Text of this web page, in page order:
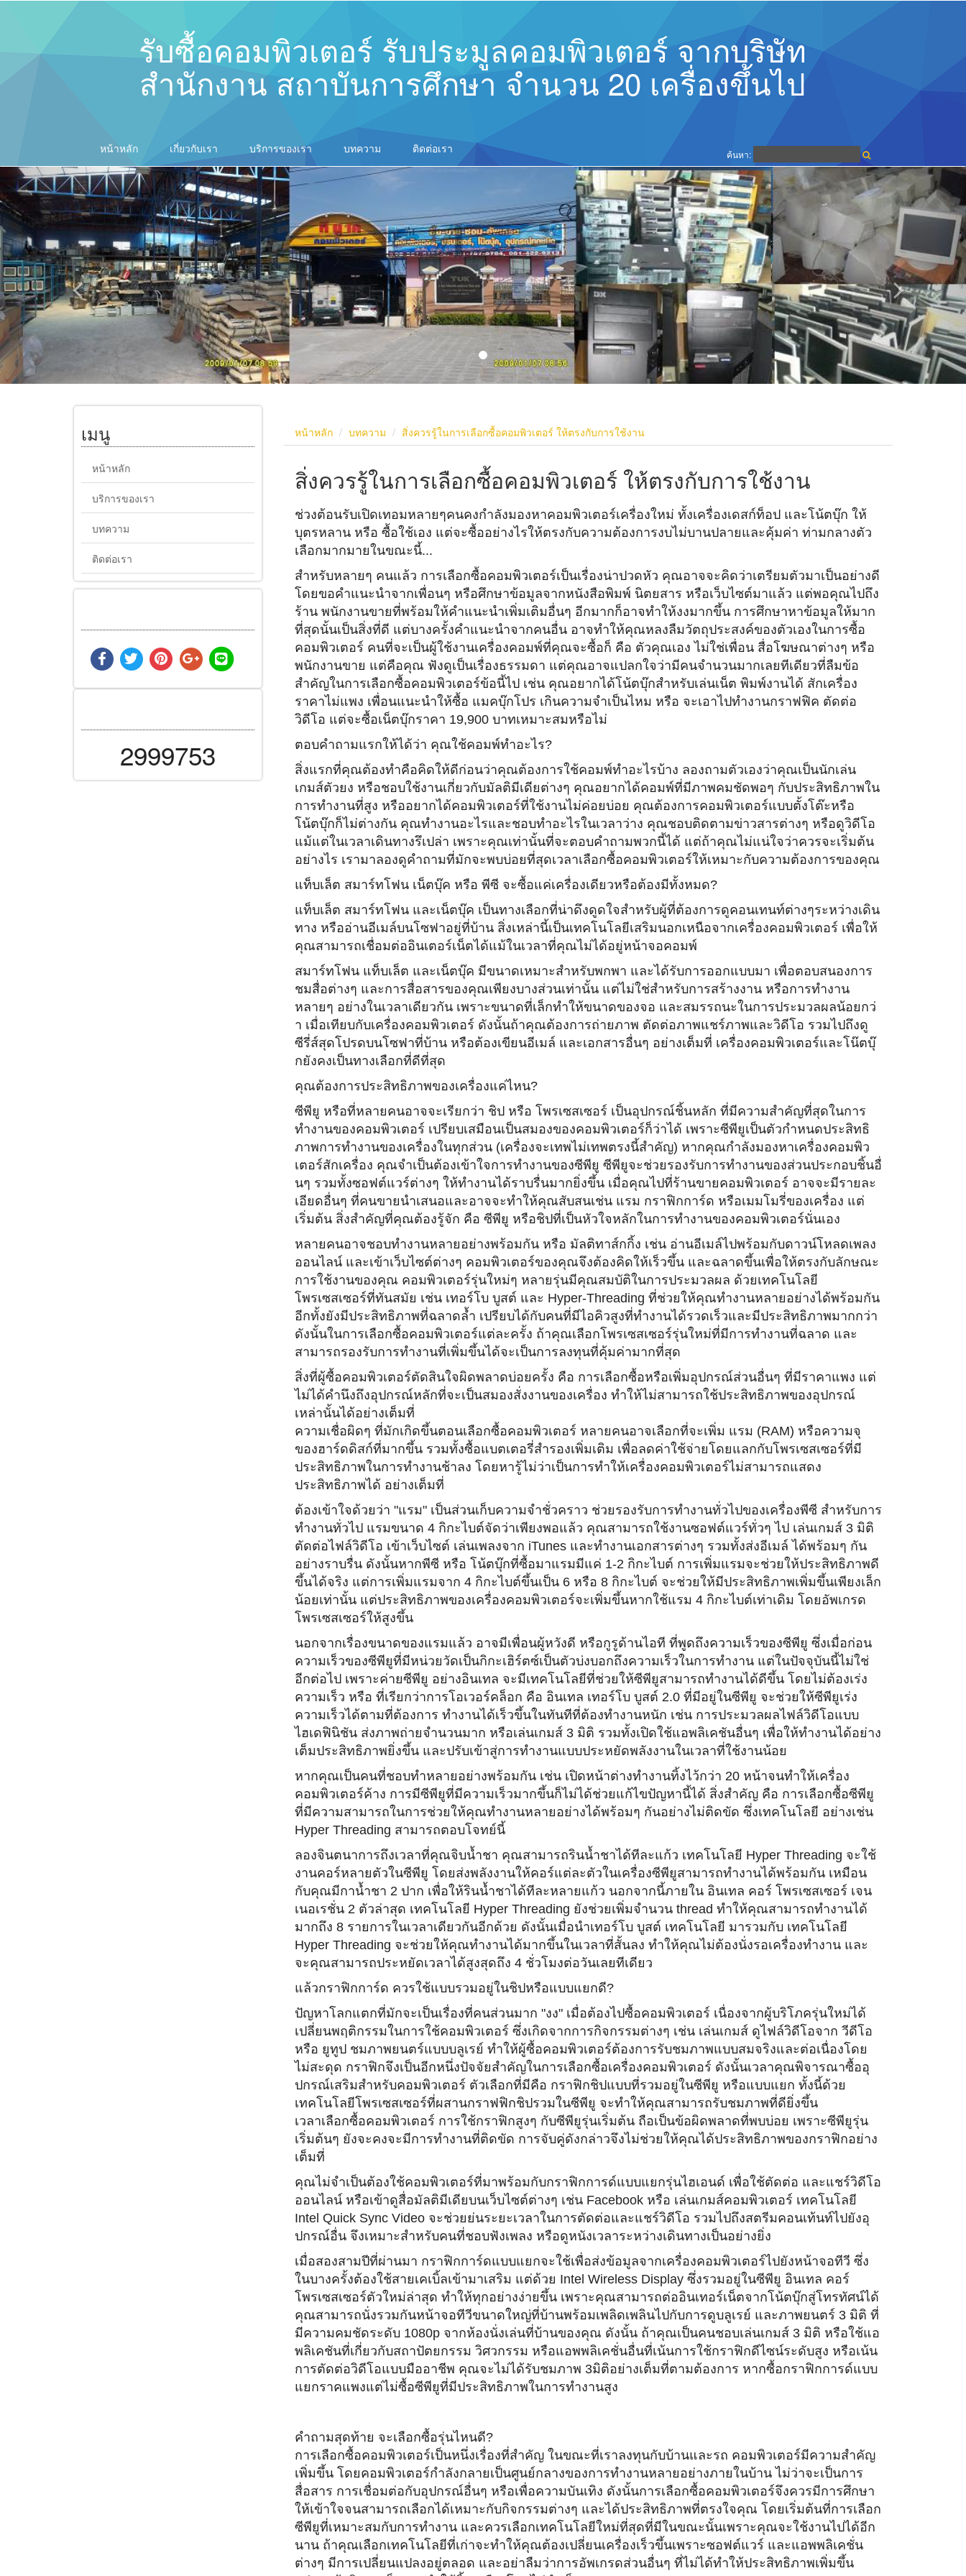
รับซื้อคอมพิวเตอร์ รับประมูลคอมพิวเตอร์ จากบริษัท
สำนักงาน สถาบันการศึกษา จำนวน 20 เครื่องขึ้นไป
หน้าหลัก เกี่ยวกับเรา บริการของเรา บทความ ติดต่อเรา ค้นหา:
เมนู
หน้าหลัก
บริการของเรา
บทความ
ติดต่อเรา
2999753
หน้าหลัก บทความ สิ่งควรรู้ในการเลือกซื้อคอมพิวเตอร์ ให้ตรงกับการใช้งาน
สิ่งควรรู้ในการเลือกซื้อคอมพิวเตอร์ ให้ตรงกับการใช้งาน
ช่วงต้อนรับเปิดเทอมหลายๆคนคงกำลังมองหาคอมพิวเตอร์เครื่องใหม่ ทั้งเครื่องเดสก์ท็อป และโน้ตบุ๊ก ให้
บุตรหลาน หรือ ซื้อใช้เอง แต่จะซื้ออย่างไรให้ตรงกับความต้องการงบไม่บานปลายและคุ้มค่า ท่ามกลางตัว
เลือกมากมายในขณะนี้...
สำหรับหลายๆ คนแล้ว การเลือกซื้อคอมพิวเตอร์เป็นเรื่องน่าปวดหัว คุณอาจจะคิดว่าเตรียมตัวมาเป็นอย่างดี
โดยขอคำแนะนำจากเพื่อนๆ หรือศึกษาข้อมูลจากหนังสือพิมพ์ นิตยสาร หรือเว็บไซต์มาแล้ว แต่พอคุณไปถึง
ร้าน พนักงานขายที่พร้อมให้คำแนะนำเพิ่มเติมอื่นๆ อีกมากก็อาจทำให้งงมากขึ้น การศึกษาหาข้อมูลให้มาก
ที่สุดนั้นเป็นสิ่งที่ดี แต่บางครั้งคำแนะนำจากคนอื่น อาจทำให้คุณหลงลืมวัตถุประสงค์ของตัวเองในการซื้อ
คอมพิวเตอร์ คนที่จะเป็นผู้ใช้งานเครื่องคอมพ์ที่คุณจะซื้อก็ คือ ตัวคุณเอง ไม่ใช่เพื่อน สื่อโฆษณาต่างๆ หรือ
พนักงานขาย แต่คือคุณ ฟังดูเป็นเรื่องธรรมดา แต่คุณอาจแปลกใจว่ามีคนจำนวนมากเลยทีเดียวที่ลืมข้อ
สำคัญในการเลือกซื้อคอมพิวเตอร์ข้อนี้ไป เช่น คุณอยากได้โน้ตบุ๊กสำหรับเล่นเน็ต พิมพ์งานได้ สักเครื่อง
ราคาไม่แพง เพื่อนแนะนำให้ซื้อ แมคบุ๊กโปร เกินความจำเป็นไหม หรือ จะเอาไปทำงานกราฟฟิค ตัดต่อ
วิดีโอ แต่จะซื้อเน็ตบุ๊กราคา 19,900 บาทเหมาะสมหรือไม่
ตอบคำถามแรกให้ได้ว่า คุณใช้คอมพ์ทำอะไร?
สิ่งแรกที่คุณต้องทำคือคิดให้ดีก่อนว่าคุณต้องการใช้คอมพ์ทำอะไรบ้าง ลองถามตัวเองว่าคุณเป็นนักเล่น
เกมส์ตัวยง หรือชอบใช้งานเกี่ยวกับมัลติมีเดียต่างๆ คุณอยากได้คอมพ์ที่มีภาพคมชัดพอๆ กับประสิทธิภาพใน
การทำงานที่สูง หรืออยากได้คอมพิวเตอร์ที่ใช้งานไม่ค่อยบ่อย คุณต้องการคอมพิวเตอร์แบบตั้งโต๊ะหรือ
โน้ตบุ๊กก็ไม่ต่างกัน คุณทำงานอะไรและชอบทำอะไรในเวลาว่าง คุณชอบติดตามข่าวสารต่างๆ หรือดูวิดีโอ
แม้แต่ในเวลาเดินทางรึเปล่า เพราะคุณเท่านั้นที่จะตอบคำถามพวกนี้ได้ แต่ถ้าคุณไม่แน่ใจว่าควรจะเริ่มต้น
อย่างไร เรามาลองดูคำถามที่มักจะพบบ่อยที่สุดเวลาเลือกซื้อคอมพิวเตอร์ให้เหมาะกับความต้องการของคุณ
แท็บเล็ต สมาร์ทโฟน เน็ตบุ๊ค หรือ พีซี จะซื้อแค่เครื่องเดียวหรือต้องมีทั้งหมด?
แท็บเล็ต สมาร์ทโฟน และเน็ตบุ๊ค เป็นทางเลือกที่น่าดึงดูดใจสำหรับผู้ที่ต้องการดูคอนเทนท์ต่างๆระหว่างเดิน
ทาง หรืออ่านอีเมล์บนโซฟาอยู่ที่บ้าน สิ่งเหล่านี้เป็นเทคโนโลยีเสริมนอกเหนือจากเครื่องคอมพิวเตอร์ เพื่อให้
คุณสามารถเชื่อมต่ออินเตอร์เน็ตได้แม้ในเวลาที่คุณไม่ได้อยู่หน้าจอคอมพ์
สมาร์ทโฟน แท็บเล็ต และเน็ตบุ๊ค มีขนาดเหมาะสำหรับพกพา และได้รับการออกแบบมา เพื่อตอบสนองการ
ชมสื่อต่างๆ และการสื่อสารของคุณเพียงบางส่วนเท่านั้น แต่ไม่ใช่สำหรับการสร้างงาน หรือการทำงาน
หลายๆ อย่างในเวลาเดียวกัน เพราะขนาดที่เล็กทำให้ขนาดของจอ และสมรรถนะในการประมวลผลน้อยกว่
า เมื่อเทียบกับเครื่องคอมพิวเตอร์ ดังนั้นถ้าคุณต้องการถ่ายภาพ ตัดต่อภาพแชร์ภาพและวิดีโอ รวมไปถึงดู
ซีรี่ส์สุดโปรดบนโซฟาที่บ้าน หรือต้องเขียนอีเมล์ และเอกสารอื่นๆ อย่างเต็มที่ เครื่องคอมพิวเตอร์และโน๊ตบุ๊
กยังคงเป็นทางเลือกที่ดีที่สุด
คุณต้องการประสิทธิภาพของเครื่องแค่ไหน?
ซีพียู หรือที่หลายคนอาจจะเรียกว่า ชิป หรือ โพรเซสเซอร์ เป็นอุปกรณ์ชิ้นหลัก ที่มีความสำคัญที่สุดในการ
ทำงานของคอมพิวเตอร์ เปรียบเสมือนเป็นสมองของคอมพิวเตอร์ก็ว่าได้ เพราะซีพียูเป็นตัวกำหนดประสิทธิ
ภาพการทำงานของเครื่องในทุกส่วน (เครื่องจะเทพไม่เทพตรงนี้สำคัญ) หากคุณกำลังมองหาเครื่องคอมพิว
เตอร์สักเครื่อง คุณจำเป็นต้องเข้าใจการทำงานของซีพียู ซีพียูจะช่วยรองรับการทำงานของส่วนประกอบชิ้นอื่
นๆ รวมทั้งซอฟต์แวร์ต่างๆ ให้ทำงานได้ราบรื่นมากยิ่งขึ้น เมื่อคุณไปที่ร้านขายคอมพิวเตอร์ อาจจะมีรายละ
เอียดอื่นๆ ที่คนขายนำเสนอและอาจจะทำให้คุณสับสนเช่น แรม กราฟิกการ์ด หรือเมมโมรี่ของเครื่อง แต่
เริ่มต้น สิ่งสำคัญที่คุณต้องรู้จัก คือ ซีพียู หรือชิปที่เป็นหัวใจหลักในการทำงานของคอมพิวเตอร์นั่นเอง
หลายคนอาจชอบทำงานหลายอย่างพร้อมกัน หรือ มัลติทาส์กกิ้ง เช่น อ่านอีเมล์ไปพร้อมกับดาวน์โหลดเพลง
ออนไลน์ และเข้าเว็บไซต์ต่างๆ คอมพิวเตอร์ของคุณจึงต้องคิดให้เร็วขึ้น และฉลาดขึ้นเพื่อให้ตรงกับลักษณะ
การใช้งานของคุณ คอมพิวเตอร์รุ่นใหม่ๆ หลายรุ่นมีคุณสมบัติในการประมวลผล ด้วยเทคโนโลยี
โพรเซสเซอร์ที่ทันสมัย เช่น เทอร์โบ บูสต์ และ Hyper-Threading ที่ช่วยให้คุณทำงานหลายอย่างได้พร้อมกัน
อีกทั้งยังมีประสิทธิภาพที่ฉลาดล้ำ เปรียบได้กับคนที่มีไอคิวสูงที่ทำงานได้รวดเร็วและมีประสิทธิภาพมากกว่า
ดังนั้นในการเลือกซื้อคอมพิวเตอร์แต่ละครั้ง ถ้าคุณเลือกโพรเซสเซอร์รุ่นใหม่ที่มีการทำงานที่ฉลาด และ
สามารถรองรับการทำงานที่เพิ่มขึ้นได้จะเป็นการลงทุนที่คุ้มค่ามากที่สุด
สิ่งที่ผู้ซื้อคอมพิวเตอร์ตัดสินใจผิดพลาดบ่อยครั้ง คือ การเลือกซื้อหรือเพิ่มอุปกรณ์ส่วนอื่นๆ ที่มีราคาแพง แต่
ไม่ได้คำนึงถึงอุปกรณ์หลักที่จะเป็นสมองสั่งงานของเครื่อง ทำให้ไม่สามารถใช้ประสิทธิภาพของอุปกรณ์
เหล่านั้นได้อย่างเต็มที่
ความเชื่อผิดๆ ที่มักเกิดขึ้นตอนเลือกซื้อคอมพิวเตอร์ หลายคนอาจเลือกที่จะเพิ่ม แรม (RAM) หรือความจุ
ของฮาร์ดดิสก์ที่มากขึ้น รวมทั้งซื้อแบตเตอรี่สำรองเพิ่มเติม เพื่อลดค่าใช้จ่ายโดยแลกกับโพรเซสเซอร์ที่มี
ประสิทธิภาพในการทำงานช้าลง โดยหารู้ไม่ว่าเป็นการทำให้เครื่องคอมพิวเตอร์ไม่สามารถแสดง
ประสิทธิภาพได้ อย่างเต็มที่
ต้องเข้าใจด้วยว่า "แรม" เป็นส่วนเก็บความจำชั่วคราว ช่วยรองรับการทำงานทั่วไปของเครื่องพีซี สำหรับการ
ทำงานทั่วไป แรมขนาด 4 กิกะไบต์จัดว่าเพียงพอแล้ว คุณสามารถใช้งานซอฟต์แวร์ทั่วๆ ไป เล่นเกมส์ 3 มิติ
ตัดต่อไฟล์วิดีโอ เข้าเว็บไซต์ เล่นเพลงจาก iTunes และทำงานเอกสารต่างๆ รวมทั้งส่งอีเมล์ ได้พร้อมๆ กัน
อย่างราบรื่น ดังนั้นหากพีซี หรือ โน้ตบุ๊กที่ซื้อมาแรมมีแค่ 1-2 กิกะไบต์ การเพิ่มแรมจะช่วยให้ประสิทธิภาพดี
ขึ้นได้จริง แต่การเพิ่มแรมจาก 4 กิกะไบต์ขึ้นเป็น 6 หรือ 8 กิกะไบต์ จะช่วยให้มีประสิทธิภาพเพิ่มขึ้นเพียงเล็ก
น้อยเท่านั้น แต่ประสิทธิภาพของเครื่องคอมพิวเตอร์จะเพิ่มขึ้นหากใช้แรม 4 กิกะไบต์เท่าเดิม โดยอัพเกรด
โพรเซสเซอร์ให้สูงขึ้น
นอกจากเรื่องขนาดของแรมแล้ว อาจมีเพื่อนผู้หวังดี หรือกูรูด้านไอที ที่พูดถึงความเร็วของซีพียู ซึ่งเมื่อก่อน
ความเร็วของซีพียูที่มีหน่วยวัดเป็นกิกะเฮิร์ตซ์เป็นตัวบ่งบอกถึงความเร็วในการทำงาน แต่ในปัจจุบันนี้ไม่ใช่
อีกต่อไป เพราะค่ายซีพียู อย่างอินเทล จะมีเทคโนโลยีที่ช่วยให้ซีพียูสามารถทำงานได้ดีขึ้น โดยไม่ต้องเร่ง
ความเร็ว หรือ ที่เรียกว่าการโอเวอร์คล็อก คือ อินเทล เทอร์โบ บูสต์ 2.0 ที่มีอยู่ในซีพียู จะช่วยให้ซีพียูเร่ง
ความเร็วได้ตามที่ต้องการ ทำงานได้เร็วขึ้นในทันทีที่ต้องทำงานหนัก เช่น การประมวลผลไฟล์วิดีโอแบบ
ไฮเดฟินิชัน ส่งภาพถ่ายจำนวนมาก หรือเล่นเกมส์ 3 มิติ รวมทั้งเปิดใช้แอพลิเคชันอื่นๆ เพื่อให้ทำงานได้อย่าง
เต็มประสิทธิภาพยิ่งขึ้น และปรับเข้าสู่การทำงานแบบประหยัดพลังงานในเวลาที่ใช้งานน้อย
หากคุณเป็นคนที่ชอบทำหลายอย่างพร้อมกัน เช่น เปิดหน้าต่างทำงานทิ้งไว้กว่า 20 หน้าจนทำให้เครื่อง
คอมพิวเตอร์ค้าง การมีซีพียูที่มีความเร็วมากขึ้นก็ไม่ได้ช่วยแก้ไขปัญหานี้ได้ สิ่งสำคัญ คือ การเลือกซื้อซีพียู
ที่มีความสามารถในการช่วยให้คุณทำงานหลายอย่างได้พร้อมๆ กันอย่างไม่ติดขัด ซึ่งเทคโนโลยี อย่างเช่น
Hyper Threading สามารถตอบโจทย์นี้
ลองจินตนาการถึงเวลาที่คุณจิบน้ำชา คุณสามารถรินน้ำชาได้ทีละแก้ว เทคโนโลยี Hyper Threading จะใช้
งานคอร์หลายตัวในซีพียู โดยส่งพลังงานให้คอร์แต่ละตัวในเครื่องซีพียูสามารถทำงานได้พร้อมกัน เหมือน
กับคุณมีกาน้ำชา 2 ปาก เพื่อให้รินน้ำชาได้ทีละหลายแก้ว นอกจากนี้ภายใน อินเทล คอร์ โพรเซสเซอร์ เจน
เนอเรชั่น 2 ตัวล่าสุด เทคโนโลยี Hyper Threading ยังช่วยเพิ่มจำนวน thread ทำให้คุณสามารถทำงานได้
มากถึง 8 รายการในเวลาเดียวกันอีกด้วย ดังนั้นเมื่อนำเทอร์โบ บูสต์ เทคโนโลยี มารวมกับ เทคโนโลยี
Hyper Threading จะช่วยให้คุณทำงานได้มากขึ้นในเวลาที่สั้นลง ทำให้คุณไม่ต้องนั่งรอเครื่องทำงาน และ
จะคุณสามารถประหยัดเวลาได้สูงสุดถึง 4 ชั่วโมงต่อวันเลยทีเดียว
แล้วกราฟิกการ์ด ควรใช้แบบรวมอยู่ในชิปหรือแบบแยกดี?
ปัญหาโลกแตกที่มักจะเป็นเรื่องที่คนส่วนมาก "งง" เมื่อต้องไปซื้อคอมพิวเตอร์ เนื่องจากผู้บริโภครุ่นใหม่ได้
เปลี่ยนพฤติกรรมในการใช้คอมพิวเตอร์ ซึ่งเกิดจากการกิจกรรมต่างๆ เช่น เล่นเกมส์ ดูไฟล์วิดีโอจาก วีดีโอ
หรือ ยูทูป ชมภาพยนตร์แบบบลูเรย์ ทำให้ผู้ซื้อคอมพิวเตอร์ต้องการรับชมภาพแบบสมจริงและต่อเนื่องโดย
ไม่สะดุด กราฟิกจึงเป็นอีกหนึ่งปัจจัยสำคัญในการเลือกซื้อเครื่องคอมพิวเตอร์ ดังนั้นเวลาคุณพิจารณาซื้ออุ
ปกรณ์เสริมสำหรับคอมพิวเตอร์ ตัวเลือกที่มีคือ กราฟิกชิปแบบที่รวมอยู่ในซีพียู หรือแบบแยก ทั้งนี้ด้วย
เทคโนโลยีโพรเซสเซอร์ที่ผสานกราฟฟิกชิปรวมในซีพียู จะทำให้คุณสามารถรับชมภาพที่ดียิ่งขึ้น
เวลาเลือกซื้อคอมพิวเตอร์ การใช้กราฟิกสูงๆ กับซีพียูรุ่นเริ่มต้น ถือเป็นข้อผิดพลาดที่พบบ่อย เพราะซีพียูรุ่น
เริ่มต้นๆ ยังจะคงจะมีการทำงานที่ติดขัด การจับคู่ดังกล่าวจึงไม่ช่วยให้คุณได้ประสิทธิภาพของกราฟิกอย่าง
เต็มที่
คุณไม่จำเป็นต้องใช้คอมพิวเตอร์ที่มาพร้อมกับกราฟิกการด์แบบแยกรุ่นไฮเอนด์ เพื่อใช้ตัดต่อ และแชร์วิดีโอ
ออนไลน์ หรือเข้าดูสื่อมัลติมีเดียบนเว็บไซต์ต่างๆ เช่น Facebook หรือ เล่นเกมส์คอมพิวเตอร์ เทคโนโลยี
Intel Quick Sync Video จะช่วยย่นระยะเวลาในการตัดต่อและแชร์วิดีโอ รวมไปถึงสตรีมคอนเท้นท์ไปยังอุ
ปกรณ์อื่น จึงเหมาะสำหรับคนที่ชอบฟังเพลง หรือดูหนังเวลาระหว่างเดินทางเป็นอย่างยิ่ง
เมื่อสองสามปีที่ผ่านมา กราฟิกการ์ดแบบแยกจะใช้เพื่อส่งข้อมูลจากเครื่องคอมพิวเตอร์ไปยังหน้าจอทีวี ซึ่ง
ในบางครั้งต้องใช้สายเคเบิ้ลเข้ามาเสริม แต่ด้วย Intel Wireless Display ซึ่งรวมอยู่ในซีพียู อินเทล คอร์
โพรเซสเซอร์ตัวใหม่ล่าสุด ทำให้ทุกอย่างง่ายขึ้น เพราะคุณสามารถต่ออินเทอร์เน็ตจากโน้ตบุ๊กสู่โทรทัศน์ได้
คุณสามารถนั่งรวมกันหน้าจอทีวีขนาดใหญ่ที่บ้านพร้อมเพลิดเพลินไปกับการดูบลูเรย์ และภาพยนตร์ 3 มิติ ที่
มีความคมชัดระดับ 1080p จากห้องนั่งเล่นที่บ้านของคุณ ดังนั้น ถ้าคุณเป็นคนชอบเล่นเกมส์ 3 มิติ หรือใช้แอ
พลิเคชันที่เกี่ยวกับสถาปัตยกรรม วิศวกรรม หรือแอพพลิเคชั่นอื่นที่เน้นการใช้กราฟิกดีไซน์ระดับสูง หรือเน้น
การตัดต่อวิดีโอแบบมืออาชีพ คุณจะไม่ได้รับชมภาพ 3มิติอย่างเต็มที่ตามต้องการ หากซื้อกราฟิกการด์แบบ
แยกราคแพงแต่ไม่ซื้อซีพียูที่มีประสิทธิภาพในการทำงานสูง
คำถามสุดท้าย จะเลือกซื้อรุ่นไหนดี?
การเลือกซื้อคอมพิวเตอร์เป็นหนึ่งเรื่องที่สำคัญ ในขณะที่เราลงทุนกับบ้านและรถ คอมพิวเตอร์มีความสำคัญ
เพิ่มขึ้น โดยคอมพิวเตอร์กำลังกลายเป็นศูนย์กลางของการทำงานหลายอย่างภายในบ้าน ไม่ว่าจะเป็นการ
สื่อสาร การเชื่อมต่อกับอุปกรณ์อื่นๆ หรือเพื่อความบันเทิง ดังนั้นการเลือกซื้อคอมพิวเตอร์จึงควรมีการศึกษา
ให้เข้าใจจนสามารถเลือกได้เหมาะกับกิจกรรมต่างๆ และได้ประสิทธิภาพที่ตรงใจคุณ โดยเริ่มต้นที่การเลือก
ซีพียูที่เหมาะสมกับการทำงาน และควรเลือกเทคโนโลยีใหม่ที่สุดที่มีในขณะนั้นเพราะคุณจะใช้งานไปได้อีก
นาน ถ้าคุณเลือกเทคโนโลยีที่เก่าจะทำให้คุณต้องเปลี่ยนเครื่องเร็วขึ้นเพราะซอฟต์แวร์ และแอพพลิเคชั่น
ต่างๆ มีการเปลี่ยนแปลงอยู่ตลอด และอย่าลืมว่าการอัพเกรดส่วนอื่นๆ ที่ไม่ได้ทำให้ประสิทธิภาพเพิ่มขึ้น